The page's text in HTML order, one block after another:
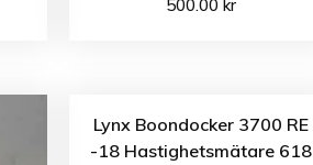
500.00kr
Lynx Boondocker 3700 RE
-18 Hastighetsmätare 618